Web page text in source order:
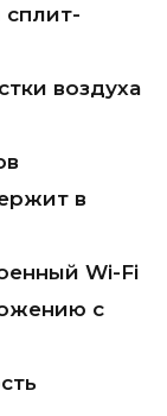
воздуха
в
Wi-Fi
с